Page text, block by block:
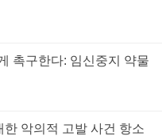
촉구한다: 임신중지 약물
악의적 고발 사건 항소